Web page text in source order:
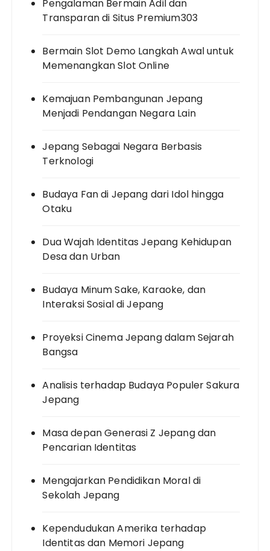
Pengalaman Bermain Adil dan
Transparan di Situs Premium303
Bermain Slot Demo Langkah Awal untuk
Memenangkan Slot Online
Kemajuan Pembangunan Jepang
Menjadi Pendangan Negara Lain
Jepang Sebagai Negara Berbasis
Terknologi
Budaya Fan di Jepang dari Idol hingga
Otaku
Dua Wajah Identitas Jepang Kehidupan
Desa dan Urban
Budaya Minum Sake, Karaoke, dan
Interaksi Sosial di Jepang
Proyeksi Cinema Jepang dalam Sejarah
Bangsa
Analisis terhadap Budaya Populer Sakura
Jepang
Masa depan Generasi Z Jepang dan
Pencarian Identitas
Mengajarkan Pendidikan Moral di
Sekolah Jepang
Kependudukan Amerika terhadap
Identitas dan Memori Jepang